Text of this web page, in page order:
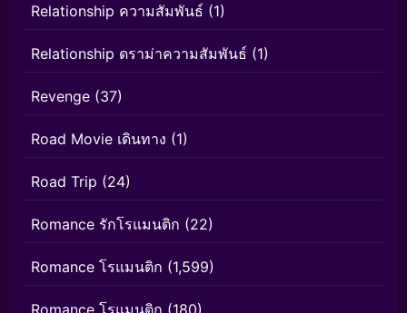
Relationship ความสัมพันธ์ (1)
Relationship ดราม่าความสัมพันธ์ (1)
Revenge (37)
Road Movie เดินทาง (1)
Road Trip (24)
Romance รักโรแมนติก (22)
Romance โรแมนติก (1,599)
Romance โรแมนติก (180)